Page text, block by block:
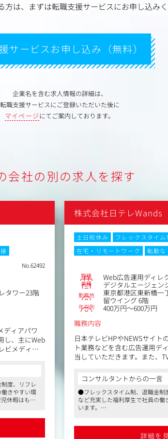
は、 まずは転職支援サービスにお申し込み
サービスお申し込み（無料）
企業名を含む求人情報の詳細は、
転職支援サービスにご登録いただいた後に
マイページにてご案内しております。
会社の別の求人を探す
No.62492
タワー23階
ディアパワ
し、主にWeb
ビメディア
、CM含む
開していま
サイク
度、リフレ
きやすい環
休暇はもち
い格好で就
株式会社日テレWands
土日祝休み
フレックスタイム
在宅・リモートワーク
転勤な
職種 Web広告運用ディレ
業種 デジタルエージェン
勤務地
東京都港区東新橋一
留ウイング 6階
年収例
400万円～600万円
職務内容
日本テレビHPやNEWSサイト
ト業務などを含む広告運用デ
当していただきます。また、
す。
※入稿素材や広告情報のやり
（主に日本テレビ）と直接コ
は多いですが、予算交渉など
が行います。
コンサルタントからの一言
●フレックスタイム制、退職金制
など充実した福利厚生で社員の
います。
詳細を